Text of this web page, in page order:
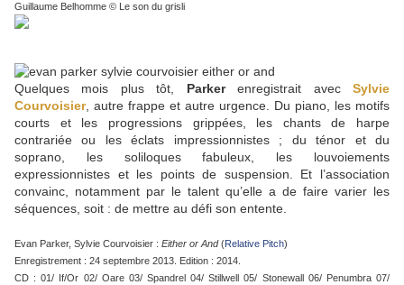
Guillaume Belhomme © Le son du grisli
Quelques mois plus tôt, Parkerenregistrait avecSylvie
Courvoisier, autre frappe et autre urgence. Du piano, les motifs
courts et les progressions grippées, les chants de harpe
contrariée ou les éclats impressionnistes ; du ténor et du
soprano, les soliloques fabuleux, les louvoiements
expressionnistes et les points de suspension. Et l’association
convainc, notamment par le talent qu’elle a de faire varier les
séquences, soit : de mettre au défi son entente.
Evan Parker, Sylvie Courvoisier : Either or And(Relative Pitch)
Enregistrement : 24 septembre 2013. Edition : 2014.
CD : 01/ If/Or 02/ Oare 03/ Spandrel 04/ Stillwell 05/ Stonewall 06/ Penumbra 07/